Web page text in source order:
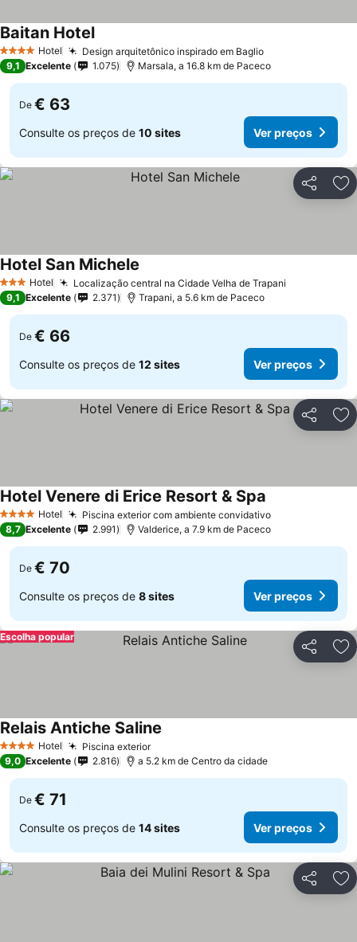
4 EstrelasHotel Design arquitetônico inspirado em Baglio
Baitan Hotel
9,1 Excelente 1.075 Marsala, a 16.8 km de Paceco
De € 63
Consulte os preços de 10 sites Ver preços
Partilhar
3 EstrelasHotel Localização central na Cidade Velha de Trapani
Hotel San Michele
9,1 Excelente 2.371 Trapani, a 5.6 km de Paceco
De € 66
Consulte os preços de 12 sites Ver preços
Partilhar
4 EstrelasHotel Piscina exterior com ambiente convidativo
Hotel Venere di Erice Resort & Spa
8,7 Excelente 2.991 Valderice, a 7.9 km de Paceco
De € 70
Consulte os preços de 8 sites Ver preços
Partilhar
Escolha popular
4 EstrelasHotel Piscina exterior
Relais Antiche Saline
9,0 Excelente 2.816 a 5.2 km de Centro da cidade
De € 71
Consulte os preços de 14 sites Ver preços
Partilhar